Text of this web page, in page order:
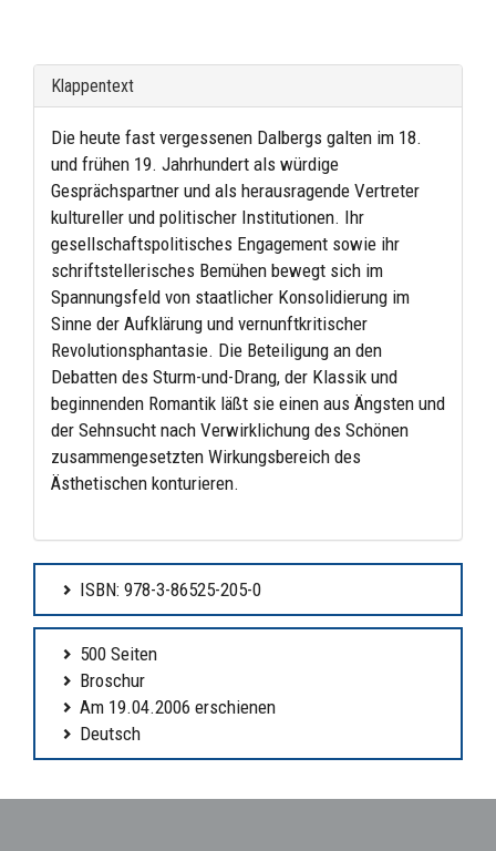
Klappentext
Die heute fast vergessenen Dalbergs galten im 18.
und frühen 19. Jahrhundert als würdige
Gesprächspartner und als herausragende Vertreter
kultureller und politischer Institutionen. Ihr
gesellschaftspolitisches Engagement sowie ihr
schriftstellerisches Bemühen bewegt sich im
Spannungsfeld von staatlicher Konsolidierung im
Sinne der Aufklärung und vernunftkritischer
Revolutionsphantasie. Die Beteiligung an den
Debatten des Sturm-und-Drang, der Klassik und
beginnenden Romantik läßt sie einen aus Ängsten und
der Sehnsucht nach Verwirklichung des Schönen
zusammengesetzten Wirkungsbereich des
Ästhetischen konturieren.
ISBN: 978-3-86525-205-0
500 Seiten
Broschur
Am 19.04.2006 erschienen
Deutsch